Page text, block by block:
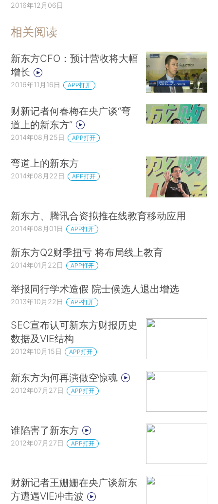
2016年12月06日
相关阅读
新东方CFO：预计营收将大幅
增长
2016年11月16日 APP打开
财新记者何春梅在央广谈“弯
道上的新东方”
2014年08月25日 APP打开
弯道上的新东方
2014年08月22日 APP打开
新东方、腾讯合资拟推在线教育移动应用
2014年08月01日 APP打开
新东方Q2财季扭亏 将布局线上教育
2014年01月22日 APP打开
举报同行学术造假 院士候选人退出增选
2013年10月22日 APP打开
SEC宣布认可新东方财报历史
数据及VIE结构
2012年10月15日 APP打开
新东方为何再演做空惊魂
2012年07月27日 APP打开
谁陷害了新东方
2012年07月27日 APP打开
财新记者王姗姗在央广谈新东
方遭遇VIE冲击波